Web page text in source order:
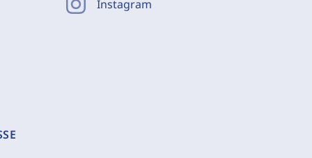
Instagram